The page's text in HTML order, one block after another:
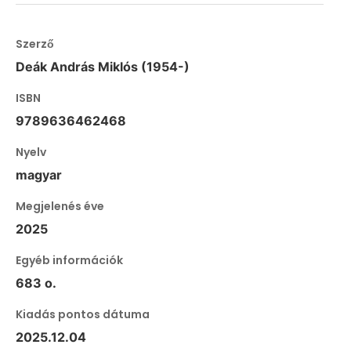
Szerző
Deák András Miklós (1954-)
ISBN
9789636462468
Nyelv
magyar
Megjelenés éve
2025
Egyéb információk
683 o.
Kiadás pontos dátuma
2025.12.04